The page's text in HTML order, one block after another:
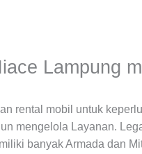
Lampung
rental mobil untuk
mengelola Layanan.
banyak Armada dan